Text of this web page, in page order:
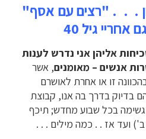
. . . "רצים עם אסף"
גיל 40
אליהן אני נדרש לענות
אנשים – מאומנים, אשר
זו או אחרת לאושרם
בדיוק בדרך בה אנו, קבוצת
בכל שבוע מחדש; תיכף
ב') ועד אז . . כמה מילים . . .